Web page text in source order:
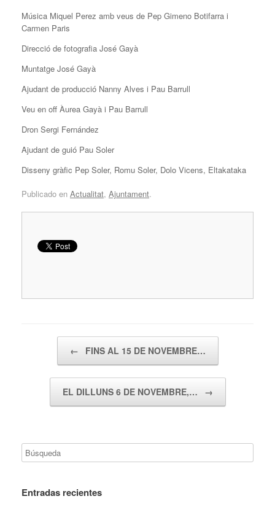
Música Miquel Perez amb veus de Pep Gimeno Botifarra i
Carmen Paris
Direcció de fotografia José Gayà
Muntatge José Gayà
Ajudant de producció Nanny Alves i Pau Barrull
Veu en off Àurea Gayà i Pau Barrull
Dron Sergi Fernández
Ajudant de guió Pau Soler
Disseny gràfic Pep Soler, Romu Soler, Dolo Vicens, Eltakataka
Publicado en Actualitat, Ajuntament.
← FINS AL 15 DE NOVEMBRE…
EL DILLUNS 6 DE NOVEMBRE,… →
Entradas recientes